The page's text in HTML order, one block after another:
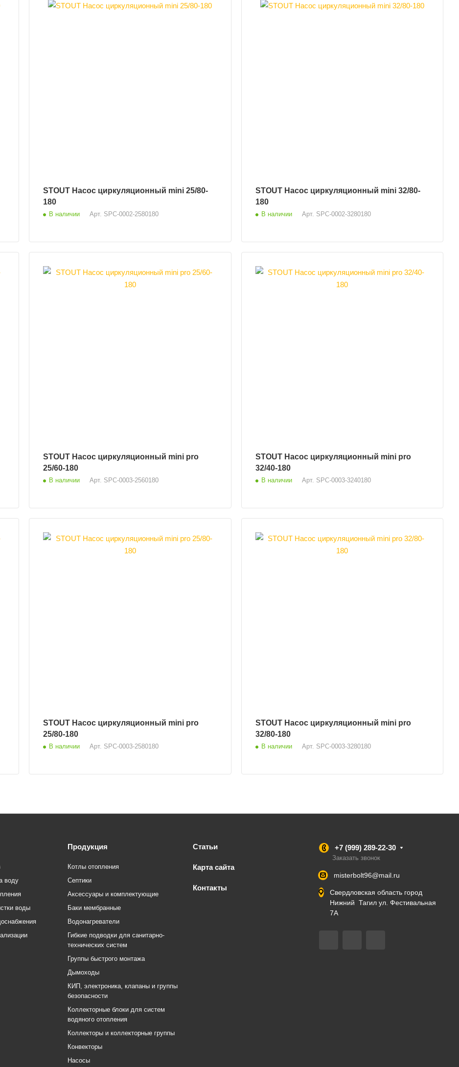
STOUT Насос циркуляционный mini 25/80-
180
В наличии Арт. SPC-0002-2580180
STOUT Насос циркуляционный mini 32/80-
180
В наличии Арт. SPC-0002-3280180
STOUT Насос циркуляционный mini pro
25/60-180
В наличии Арт. SPC-0003-2560180
STOUT Насос циркуляционный mini pro
32/40-180
В наличии Арт. SPC-0003-3240180
STOUT Насос циркуляционный mini pro
25/80-180
В наличии Арт. SPC-0003-2580180
STOUT Насос циркуляционный mini pro
32/80-180
В наличии Арт. SPC-0003-3280180
воду
воды
Продукция
Котлы отопления
Септики
Аксессуары и комплектующие
Баки мембранные
Водонагреватели
Гибкие подводки для санитарно-
технических систем
Группы быстрого монтажа
Дымоходы
КИП, электроника, клапаны и группы
безопасности
Коллекторные блоки для систем
водяного отопления
Коллекторы и коллекторные группы
Конвекторы
Насосы
Статьи
Карта сайта
Контакты
+7 (999) 289-22-30
Заказать звонок
misterbolt96@mail.ru
Свердловская область город
Нижний Тагил ул. Фестивальная
7А